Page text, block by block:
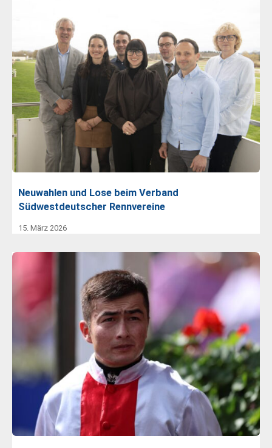
Neuwahlen und Lose beim Verband
Südwestdeutscher Rennvereine
15. März 2026